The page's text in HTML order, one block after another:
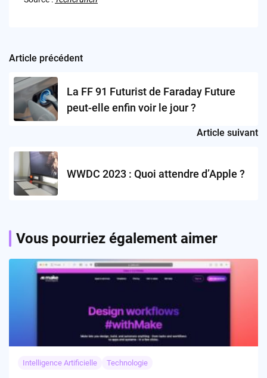
Post
navigation
Article précédent
La FF 91 Futurist de Faraday Future
peut-elle enfin voir le jour ?
Article suivant
WWDC 2023 : Quoi attendre d’Apple ?
Vous pourriez également aimer
Intelligence Artificielle Technologie